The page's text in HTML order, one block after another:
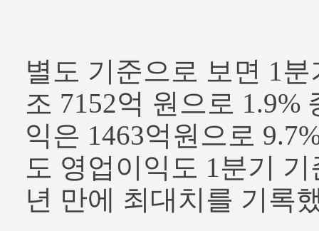
별도 기준으로 보면 1
조 7152억 원으로 1.9%
익은 1463억원으로
도 영업이익도 1분기 기
년 만에 최대치를 기록